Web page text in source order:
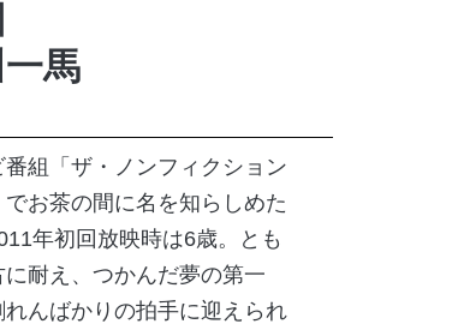
馬
組「ザ・ノンフィクション
お茶の間に名を知らしめた
年初回放映時は6歳。とも
耐え、つかんだ夢の第一
んばかりの拍手に迎えられ